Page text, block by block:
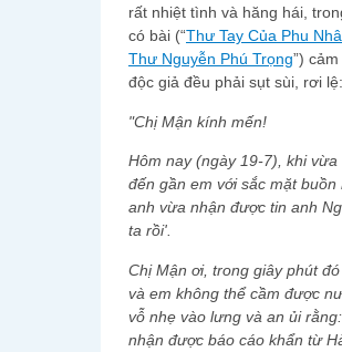
rất nhiệt tình và hăng hái,
có bài (“Thư Tay Của Phu
Thư Nguyễn Phú Trọng”)
độc giả đều phải sụt sùi, rơi lệ:
"Chị Mận kính mến!
Hôm nay (ngày 19-7), khi
đến gần em với sắc mặt
anh vừa nhận được tin anh
ta rồi'.
Chị Mận ơi, trong giây phút
và em không thể cầm được
vỗ nhẹ vào lưng và an ủi
nhận được báo cáo khẩn từ